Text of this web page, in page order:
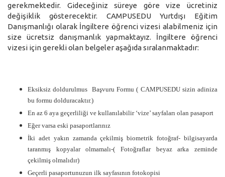
gerekmektedir. Gideceğiniz süreye göre vize ücretiniz
değişiklik gösterecektir. CAMPUSEDU Yurtdışı Eğitim
Danışmanlığı olarak İngiltere öğrenci vizesi alabilmeniz için
size ücretsiz danışmanlık yapmaktayız. İngiltere öğrenci
vizesi için gerekli olan belgeler aşağıda sıralanmaktadır:
Eksiksiz doldurulmus Başvuru Formu ( CAMPUSEDU sizin adiniza
bu formu dolduracaktır.)
En az 6 aya geçerliliği ve kullanılabilir ‘vize’ sayfaları olan pasaport
Eğer varsa eski pasaportlarınız
İki adet yakın zamanda çekilmiş biometrik fotoğraf- bilgisayarda
taranmış kopyalar olmamalı-( Fotoğraflar beyaz arka zeminde
çekilmiş olmalıdır)
Geçerli pasaportunuzun ilk sayfasının fotokopisi